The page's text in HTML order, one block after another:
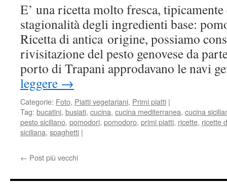
E’ una ricetta molto fresca,
stagionalità degli ingredienti base:
Ricetta di antica origine, possiamo
rivisitazione del pesto genovese da
porto di Trapani approdavano le navi
leggere →
Categorie: Foto, Piatti vegetariani, Primi piatti |
Tag: bucatini, busiati, cucina, cucina mediterranea, cucina
pesto siciliano, pomodori, pomodoro, primi piatti, ricette, ricette
siciliana, spaghetti |
← Post più vecchi